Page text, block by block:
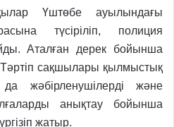
Үштөбе ауылындағы
түсіріліп, полиция
Аталған дерек бойынша
сақшылары қылмыстық
да жәбірленушілерді және
анықтау бойынша
жатыр.